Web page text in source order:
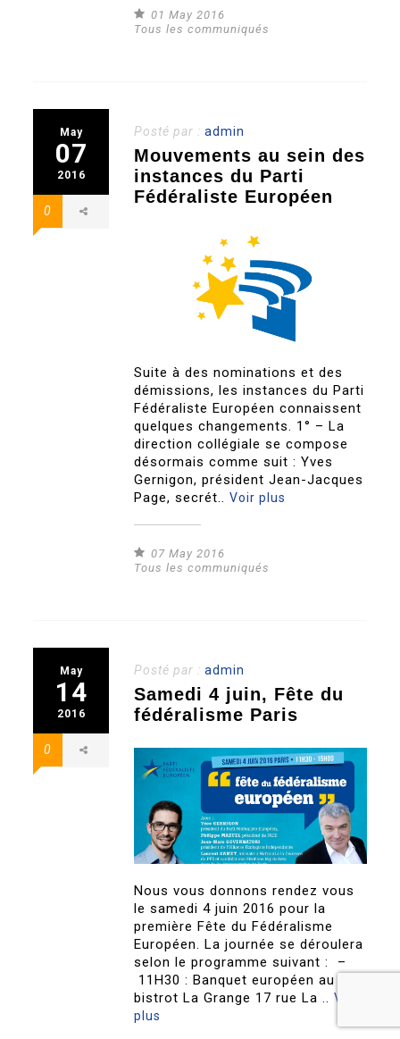
01 May 2016
Tous les communiqués
May
07
2016
0
Posté par :admin
Mouvements au sein des
instances du Parti
Fédéraliste Européen
Suite à des nominations et des
démissions, les instances du Parti
Fédéraliste Européen connaissent
quelques changements. 1° – La
direction collégiale se compose
désormais comme suit : Yves
Gernigon, président Jean-Jacques
Page, secrét..Voir plus
07 May 2016
Tous les communiqués
May
14
2016
0
Posté par :admin
Samedi 4 juin, Fête du
fédéralisme Paris
Nous vous donnons rendez vous
le samedi 4 juin 2016 pour la
première Fête du Fédéralisme
Européen. La journée se déroulera
selon le programme suivant : –
11H30 : Banquet européen au
bistrot La Grange 17 rue La ..Voir
plus